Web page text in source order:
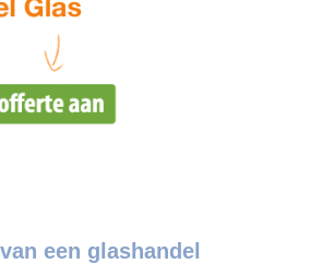
een glashandel